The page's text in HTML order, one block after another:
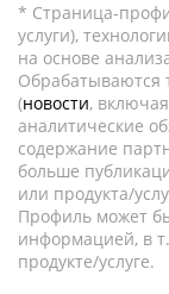
* Страница-
услуги),
на основе
Обрабатываются
(новости,
аналитические
содержание
больше
или продукта/
Профиль может
информацией, в
продукте/услуге.